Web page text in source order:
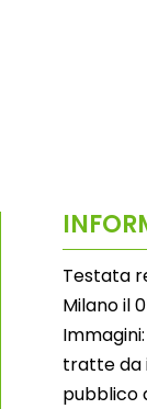
Testata
Milano il
tratte da
pubblico